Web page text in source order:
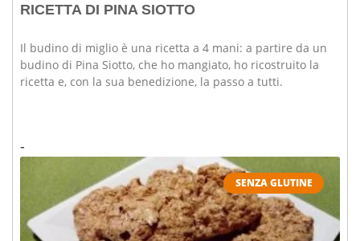
RICETTA DI PINA SIOTTO
Il budino di miglio è una ricetta a 4 mani: a partire da un
budino di Pina Siotto, che ho mangiato, ho ricostruito la
ricetta e, con la sua benedizione, la passo a tutti.
SENZA GLUTINE